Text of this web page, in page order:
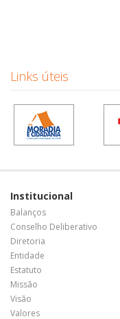
Links úteis
Institucional
Balanços
Conselho Deliberativo
Diretoria
Entidade
Estatuto
Missão
Visão
Valores